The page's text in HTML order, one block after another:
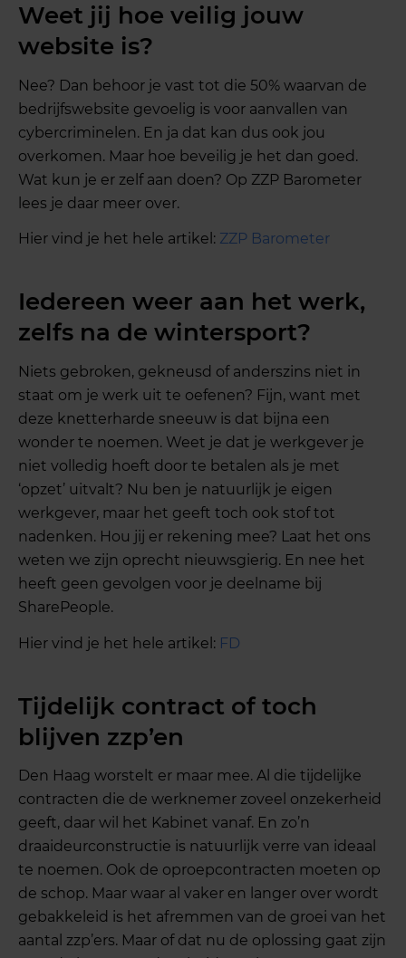
Weet jij hoe veilig jouw
website is?
Nee? Dan behoor je vast tot die 50% waarvan de
bedrijfswebsite gevoelig is voor aanvallen van
cybercriminelen. En ja dat kan dus ook jou
overkomen. Maar hoe beveilig je het dan goed.
Wat kun je er zelf aan doen? Op ZZP Barometer
lees je daar meer over.
Hier vind je het hele artikel: ZZP Barometer
Iedereen weer aan het werk,
zelfs na de wintersport?
Niets gebroken, gekneusd of anderszins niet in
staat om je werk uit te oefenen? Fijn, want met
deze knetterharde sneeuw is dat bijna een
wonder te noemen. Weet je dat je werkgever je
niet volledig hoeft door te betalen als je met
‘opzet’ uitvalt? Nu ben je natuurlijk je eigen
werkgever, maar het geeft toch ook stof tot
nadenken. Hou jij er rekening mee? Laat het ons
weten we zijn oprecht nieuwsgierig. En nee het
heeft geen gevolgen voor je deelname bij
SharePeople.
Hier vind je het hele artikel: FD
Tijdelijk contract of toch
blijven zzp’en
Den Haag worstelt er maar mee. Al die tijdelijke
contracten die de werknemer zoveel onzekerheid
geeft, daar wil het Kabinet vanaf. En zo’n
draaideurconstructie is natuurlijk verre van ideaal
te noemen. Ook de oproepcontracten moeten op
de schop. Maar waar al vaker en langer over wordt
gebakkeleid is het afremmen van de groei van het
aantal zzp’ers. Maar of dat nu de oplossing gaat zijn